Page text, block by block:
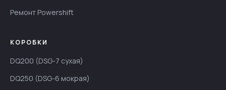
Ремонт Powershift
КОРОБКИ
DQ200 (DSG-7 сухая)
DQ250 (DSG-6 мокрая)